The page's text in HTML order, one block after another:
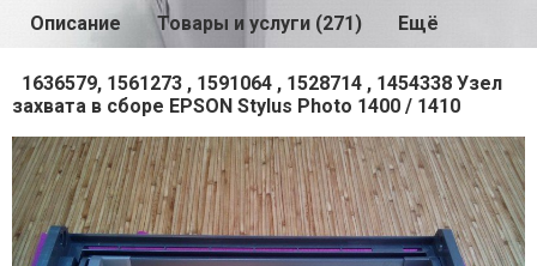
Описание Товары и услуги (271) Ещё
1636579, 1561273 , 1591064 , 1528714 , 1454338 Узел
захвата в сборе EPSON Stylus Photo 1400 / 1410